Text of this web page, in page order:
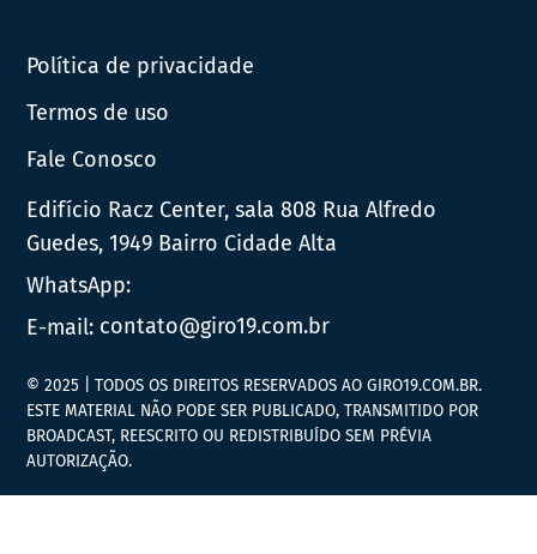
Política de privacidade
Termos de uso
Fale Conosco
Edifício Racz Center, sala 808 Rua Alfredo
Guedes, 1949 Bairro Cidade Alta
WhatsApp:
E-mail: contato@giro19.com.br
© 2025 | TODOS OS DIREITOS RESERVADOS AO GIRO19.COM.BR.
ESTE MATERIAL NÃO PODE SER PUBLICADO, TRANSMITIDO POR
BROADCAST, REESCRITO OU REDISTRIBUÍDO SEM PRÉVIA
AUTORIZAÇÃO.